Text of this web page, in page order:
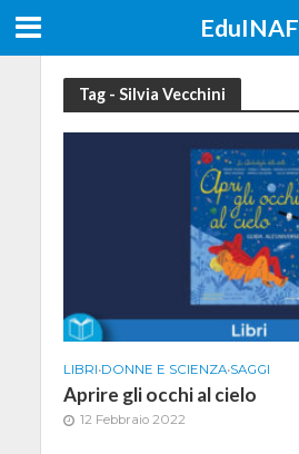
EduINAF
Tag - Silvia Vecchini
LIBRI•DONNE E SCIENZA•SAGGI
Aprire gli occhi al cielo
12 Febbraio 2022